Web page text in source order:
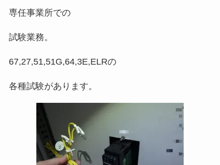
専任事業所での
試験業務。
67,27,51,51G,64,3E,ELRの
各種試験があります。